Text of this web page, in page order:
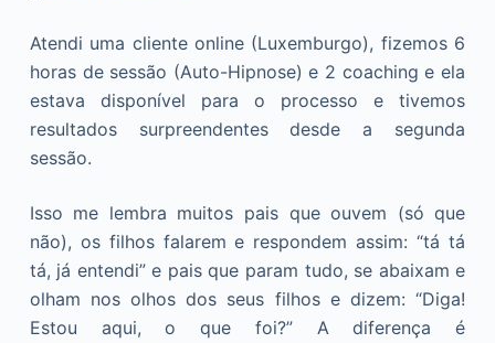
Atendi uma cliente online (Luxemburgo), fizemos 6
horas de sessão (Auto-Hipnose) e 2 coaching e ela
estava disponível para o processo e tivemos
resultados surpreendentes desde a segunda
sessão.
Isso me lembra muitos pais que ouvem (só que
não), os filhos falarem e respondem assim: “tá tá
tá, já entendi” e pais que param tudo, se abaixam e
olham nos olhos dos seus filhos e dizem: “Diga!
Estou aqui, o que foi?” A diferença é